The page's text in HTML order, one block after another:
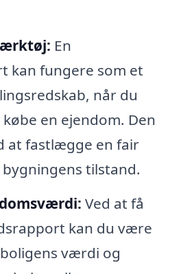
En
kan fungere som et
når du
en ejendom. Den
at fastlægge en fair
tilstand.
Ved at få
kan du være
værdi og